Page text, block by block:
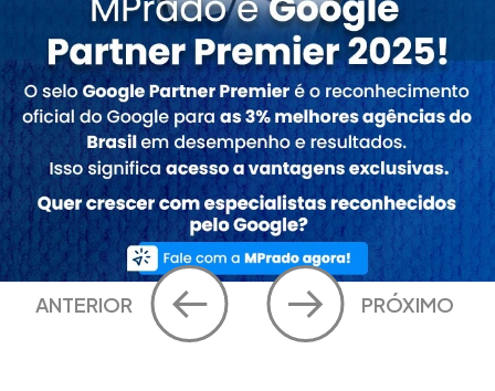
ANTERIOR PRÓXIMO